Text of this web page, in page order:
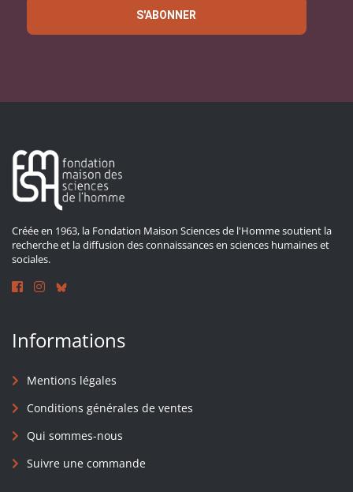
S'ABONNER
Créée en 1963, la Fondation Maison Sciences de l'Homme soutient la
recherche et la diffusion des connaissances en sciences humaines et
sociales.
Informations
Mentions légales
Conditions générales de ventes
Qui sommes-nous
Suivre une commande